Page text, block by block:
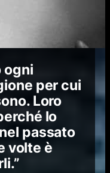
ogni
per cui
Loro
lo
passato
volte è